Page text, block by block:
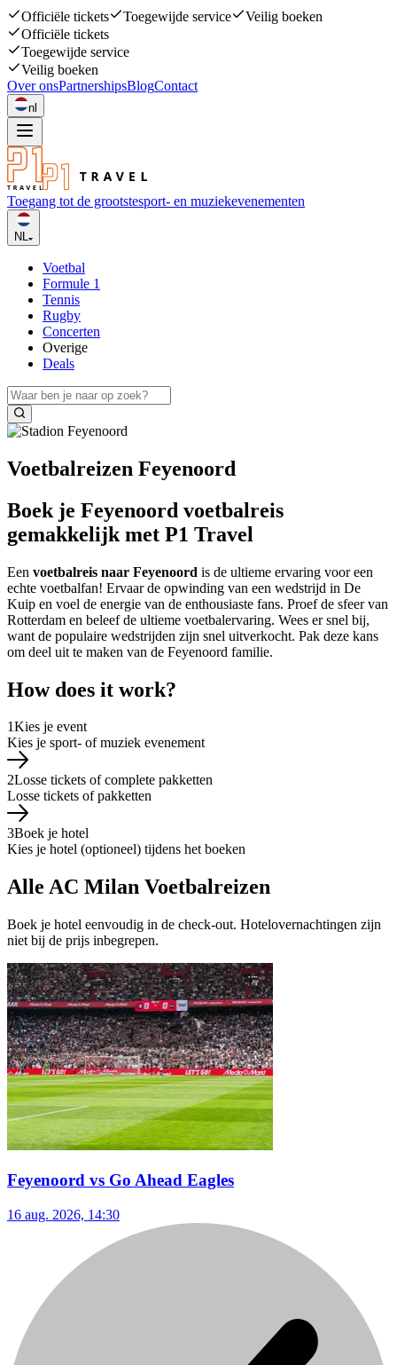
Officiële tickets Toegewijde service
Veilig boeken
Officiële tickets
Toegewijde service
Veilig boeken
Over onsPartnershipsBlogContact
nl
Toegang tot de grootstesport- en muziekevenementen
NL
Voetbal
Formule 1
Tennis
Rugby
Concerten
Overige
Deals
Voetbalreizen Feyenoord
Boek je Feyenoord voetbalreis
gemakkelijk met P1 Travel
Een voetbalreis naar Feyenoord is de ultieme ervaring voor een
echte voetbalfan! Ervaar de opwinding van een wedstrijd in De
Kuip en voel de energie van de enthousiaste fans. Proef de sfeer van
Rotterdam en beleef de ultieme voetbalervaring. Wees er snel bij,
want de populaire wedstrijden zijn snel uitverkocht. Pak deze kans
om deel uit te maken van de Feyenoord familie.
How does it work?
1Kies je event
Kies je sport- of muziek evenement
2Losse tickets of complete pakketten
Losse tickets of pakketten
3Boek je hotel
Kies je hotel (optioneel) tijdens het boeken
Alle AC Milan Voetbalreizen
Boek je hotel eenvoudig in de check-out. Hotelovernachtingen zijn
niet bij de prijs inbegrepen.
Feyenoord vs Go Ahead Eagles
16 aug. 2026, 14:30